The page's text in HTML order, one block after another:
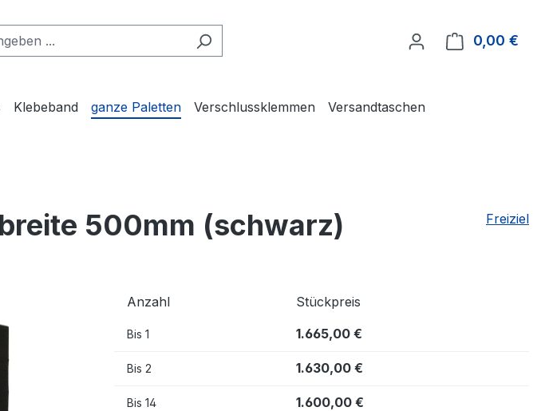
0,00 €
Klebeband ganze Paletten Verschlussklemmen
Versandtaschen
500mm (schwarz) Freiziel
Anzahl
Stückpreis
Bis 1 1.665,00 €
Bis 2 1.630,00 €
Bis 14 1.600,00 €